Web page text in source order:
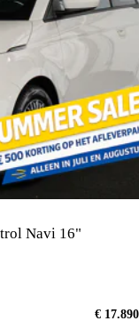
Navi 16"
€ 17.890